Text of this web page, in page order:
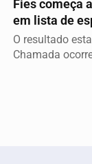
Fies começa
em lista de
O resultado
Chamada